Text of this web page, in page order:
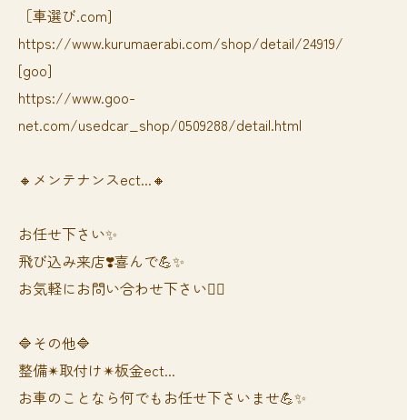
［車選び.com]
https://www.kurumaerabi.com/shop/detail/24919/
[goo]
https://www.goo-
net.com/usedcar_shop/0509288/detail.html
🔸メンテナンスect...🔸
お任せ下さい✨
飛び込み来店❣️喜んで💪✨
お気軽にお問い合わせ下さい🙆‍♀️
🔷その他🔷
整備✴︎取付け✴︎板金ect...
お車のことなら何でもお任せ下さいませ💪✨